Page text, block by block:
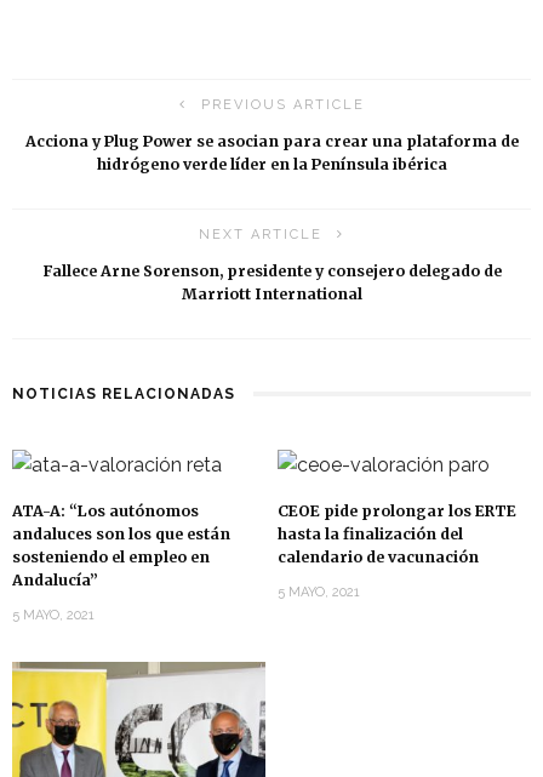
PREVIOUS ARTICLE
Acciona y Plug Power se asocian para crear una plataforma de
hidrógeno verde líder en la Península ibérica
NEXT ARTICLE
Fallece Arne Sorenson, presidente y consejero delegado de
Marriott International
NOTICIAS RELACIONADAS
ATA-A: “Los autónomos
andaluces son los que están
sosteniendo el empleo en
Andalucía”
5 MAYO, 2021
CEOE pide prolongar los ERTE
hasta la finalización del
calendario de vacunación
5 MAYO, 2021